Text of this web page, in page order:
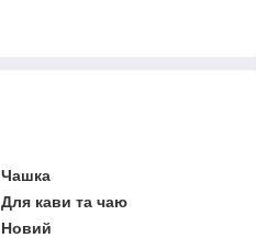
Чашка
Для кави та чаю
Новий